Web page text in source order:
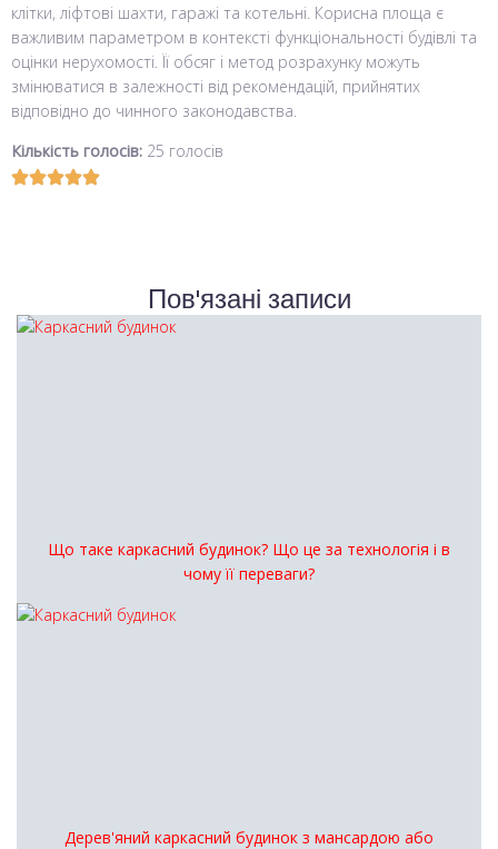
клітки, ліфтові шахти, гаражі та котельні. Корисна площа є
важливим параметром в контексті функціональності будівлі та
оцінки нерухомості. Її обсяг і метод розрахунку можуть
змінюватися в залежності від рекомендацій, прийнятих
відповідно до чинного законодавства.
Кількість голосів: 25 голосів
Пов'язані записи
Що таке каркасний будинок? Що це за технологія і в
чому її переваги?
Дерев'яний каркасний будинок з мансардою або